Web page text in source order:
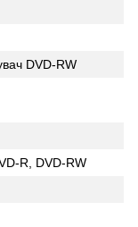
DVD-RW
R, DVD-RW